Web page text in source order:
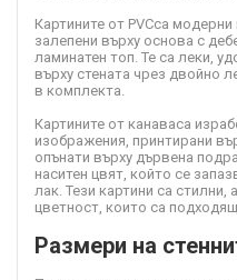
Картините от PVCса модерни
залепени върху основа с
ламинатен топ. Те са леки,
върху стената чрез двойно
в комплекта.
Картините от канаваса
изображения, принтирани
опънати върху дървена
наситен цвят, който се
лак. Тези картини са стилни,
цветност, които са
Размери на